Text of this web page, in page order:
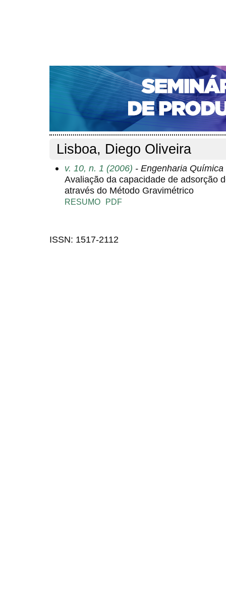
CAPA SOBRE ACESSO
NOTÍCIAS
PORTAL DE REVISTAS DA UNIFACS
Pesquisa > Perfil do autor
Perfil do autor
Lisboa, Diego Oliveira
v. 10, n. 1 (2006) - Engenharia Química
Avaliação da capacidade de adsorção
através do Método Gravimétrico
RESUMO PDF
ISSN: 1517-2112